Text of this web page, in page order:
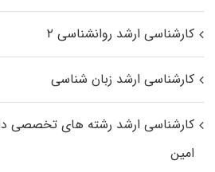
کارشناسی ارشد روانشناسی ۲
کارشناسی ارشد زبان شناسی
کارشناسی ارشد رﺷﺘﻪ ﻫﺎی تخصصی
اﻣﻴﻦ